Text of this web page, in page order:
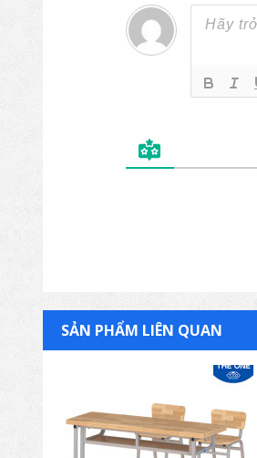
SẢN PHẨM LIÊN QUAN